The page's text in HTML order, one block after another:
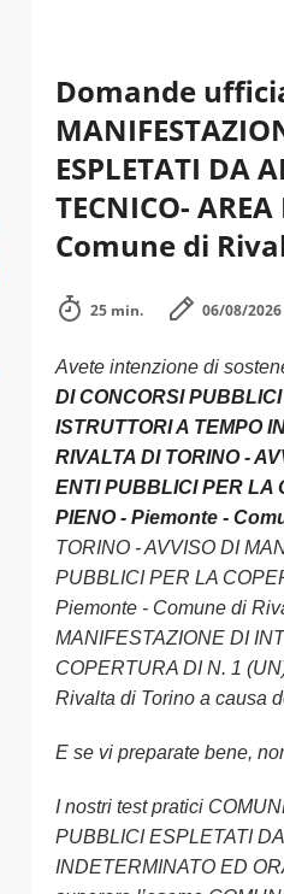
Domande
ESPLETATI DA
TECNICO-
Comune di
25 min. 06/08/2026
Avete intenzione di
DI CONCORSI
ISTRUTTORI A TEMPO
RIVALTA DI TORINO -
ENTI PUBBLICI PER LA
PIENO - Piemonte -
TORINO - AVVISO DI
PUBBLICI PER LA
Piemonte - Comune di
MANIFESTAZIONE DI
COPERTURA DI N. 1
Rivalta di Torino a causa
E se vi preparate bene,
I nostri test pratici
PUBBLICI ESPLETATI
INDETERMINATO ED